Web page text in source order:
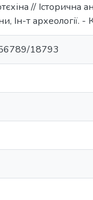
// Історична
Ін-т
18793